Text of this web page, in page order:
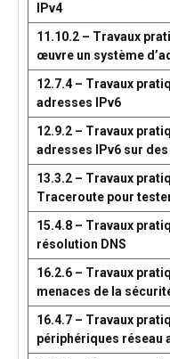
IPv4
11.10.2 – Travaux
œuvre un système
12.7.4 – Travaux
adresses IPv6
12.9.2 – Travaux
adresses IPv6 sur
13.3.2 – Travaux
Traceroute pour
15.4.8 – Travaux
résolution DNS
16.2.6 – Travaux
menaces de la
16.4.7 – Travaux
périphériques réseau